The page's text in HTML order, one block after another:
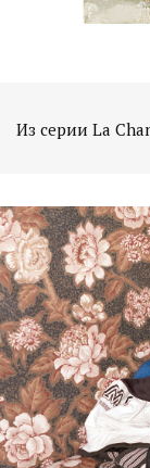
Из серии La